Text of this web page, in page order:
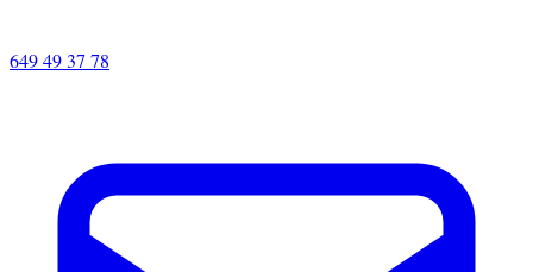
649 49 37 78